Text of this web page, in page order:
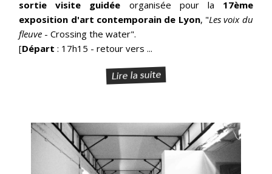
sortie visite guidée organisée pour la 17ème
exposition d'art contemporain de Lyon, "Les voix du
fleuve - Crossing the water".
[Départ : 17h15 - retour vers ...
Lire la suite